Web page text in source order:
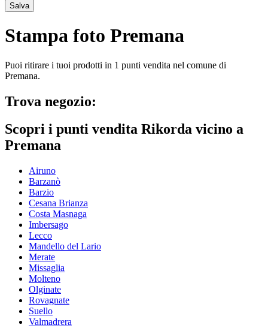
Salva
Stampa foto Premana
Puoi ritirare i tuoi prodotti in 1 punti vendita nel comune di
Premana.
Trova negozio:
Scopri i punti vendita Rikorda vicino a
Premana
Airuno
Barzanò
Barzio
Cesana Brianza
Costa Masnaga
Imbersago
Lecco
Mandello del Lario
Merate
Missaglia
Molteno
Olginate
Rovagnate
Suello
Valmadrera